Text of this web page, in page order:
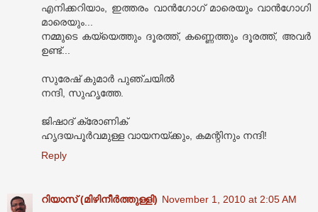
എനിക്കറിയാം, ഇത്തരം വാൻഗോഗ് മാരെയും വാൻഗോഗി
മാരെയും...
നമ്മുടെ കയ്യെത്തും ദൂരത്ത്, കണ്ണെത്തും ദൂരത്ത്, അവർ
ഉണ്ട്...
സുരേഷ് കുമാർ പുഞ്ചയിൽ
നന്ദി, സുഹൃത്തേ.
ജിഷാദ് ക്രോണിക്
ഹൃദയപൂർവമുള്ള വായനയ്ക്കും, കമന്റിനും നന്ദി!
Reply
റിയാസ് (മിഴിനീര്‍ത്തുള്ളി) November 1, 2010 at 2:05 AM